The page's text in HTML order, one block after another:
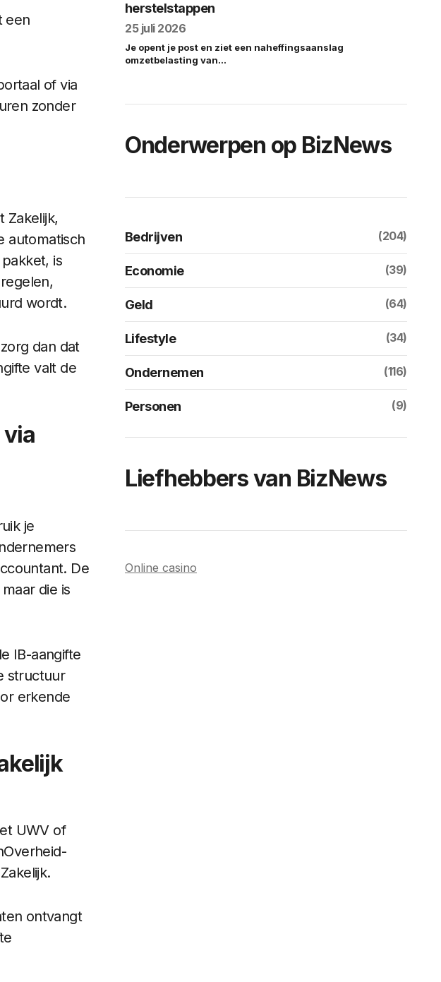
een
of via
zonder
Zakelijk,
automatisch
is
wordt.
dan dat
valt de
je
De
die is
IB-aangifte
structuur
erkende
UWV of
ontvangt
herstelstappen
25 juli 2026
Je opent je post en ziet een naheffingsaanslag
omzetbelasting van…
Onderwerpen op BizNews
Bedrijven (204)
Economie (39)
Geld (64)
Lifestyle (34)
Ondernemen (116)
Personen (9)
Liefhebbers van BizNews
Online casino